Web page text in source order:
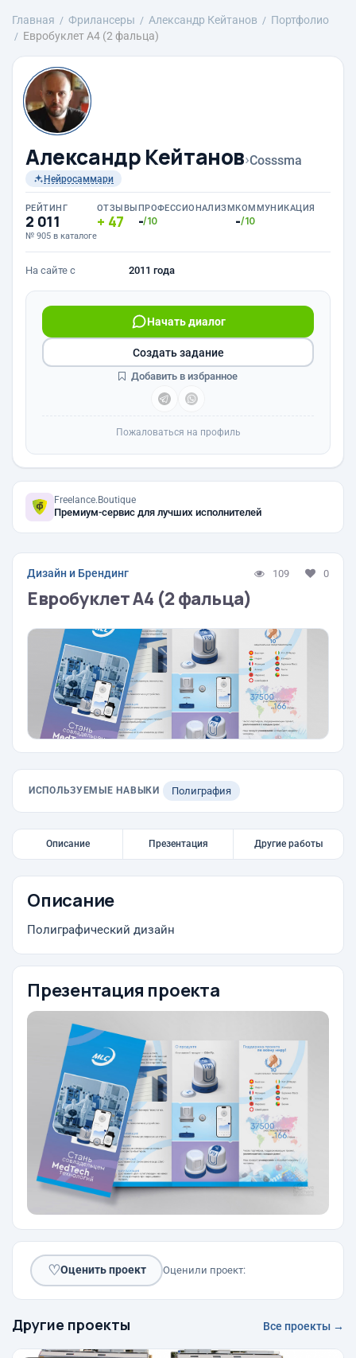
Главная Фрилансеры Александр Кейтанов
Портфолио
Евробуклет А4 (2 фальца)
Александр Кейтанов›Cosssma
Нейросаммари
РЕЙТИНГ
2 011
№ 905 в каталоге
ОТЗЫВЫ
47
ПРОФЕССИОНАЛИЗМ
-/10
КОММУНИКАЦИЯ
-/10
На сайте с 2011 года
Начать диалог
Создать задание
Добавить в избранное
Пожаловаться на профиль
Freelance.Boutique
Премиум-сервис для лучших исполнителей
Дизайн и Брендинг 109 0
Евробуклет А4 (2 фальца)
ИСПОЛЬЗУЕМЫЕ НАВЫКИ Полиграфия
Описание Презентация Другие работы
Описание
Полиграфический дизайн
Презентация проекта
♡Оценить проект Оценили проект:
Другие проекты Все проекты →